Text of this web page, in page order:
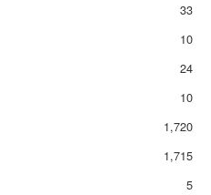
33
10
24
10
1,720
1,715
5